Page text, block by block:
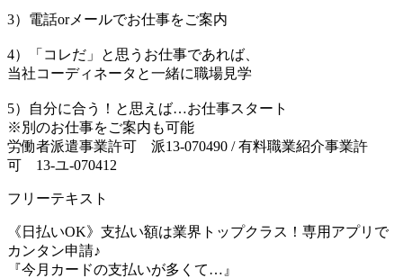
3）電話orメールでお仕事をご案内
4）「コレだ」と思うお仕事であれば、
当社コーディネータと一緒に職場見学
5）自分に合う！と思えば…お仕事スタート
※別のお仕事をご案内も可能
労働者派遣事業許可 派13-070490 / 有料職業紹介事業許
可 13-ユ-070412
フリーテキスト
《日払いOK》支払い額は業界トップクラス！専用アプリで
カンタン申請♪
『今月カードの支払いが多くて…』